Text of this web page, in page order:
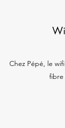
Chez Pépé, le
fibre